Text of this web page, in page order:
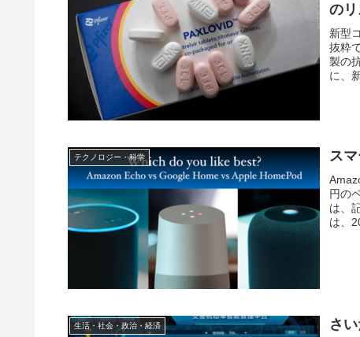
の
新型
抜粋
製の
に、
テクノロジー・科学 ス
円の
は、
は、
生活・社会・政治・経済
さ